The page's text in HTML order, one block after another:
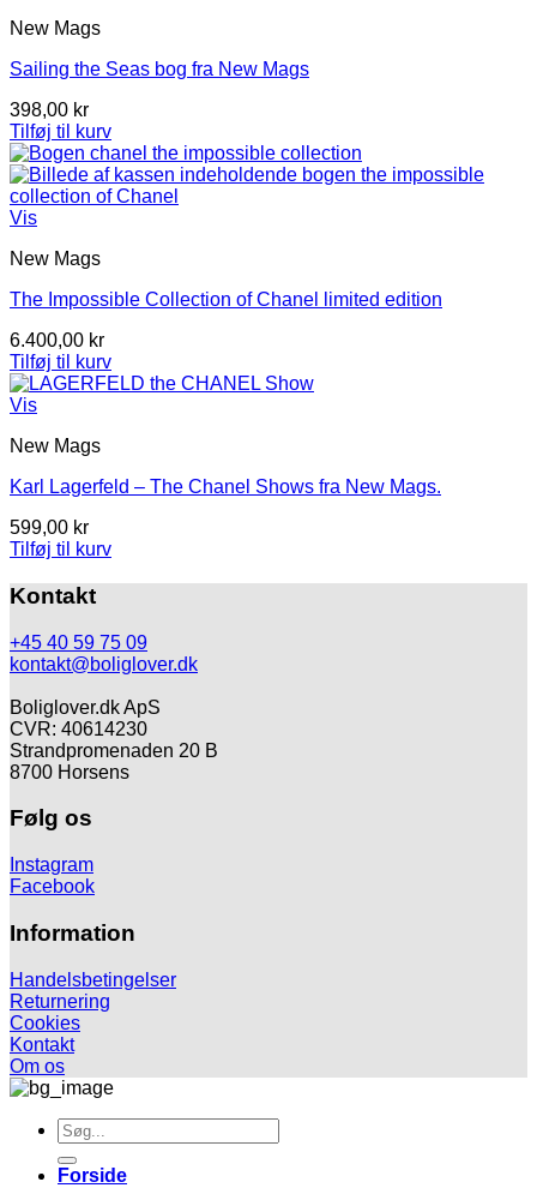
New Mags
Sailing the Seas bog fra New Mags
398,00 kr
Tilføj til kurv
Vis
New Mags
The Impossible Collection of Chanel limited edition
6.400,00 kr
Tilføj til kurv
Vis
New Mags
Karl Lagerfeld – The Chanel Shows fra New Mags.
599,00 kr
Tilføj til kurv
Kontakt
+45 40 59 75 09
kontakt@boliglover.dk
Boliglover.dk ApS
CVR: 40614230
Strandpromenaden 20 B
8700 Horsens
Følg os
Instagram
Facebook
Information
Handelsbetingelser
Returnering
Cookies
Kontakt
Om os
Søg
efter:
Forside